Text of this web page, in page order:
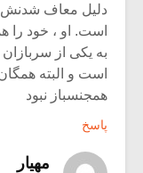
دلیل معاف شدنش
است. او ، خود را
به یکی از
است و البته
همجنسباز نبود
پاسخ
مهيار